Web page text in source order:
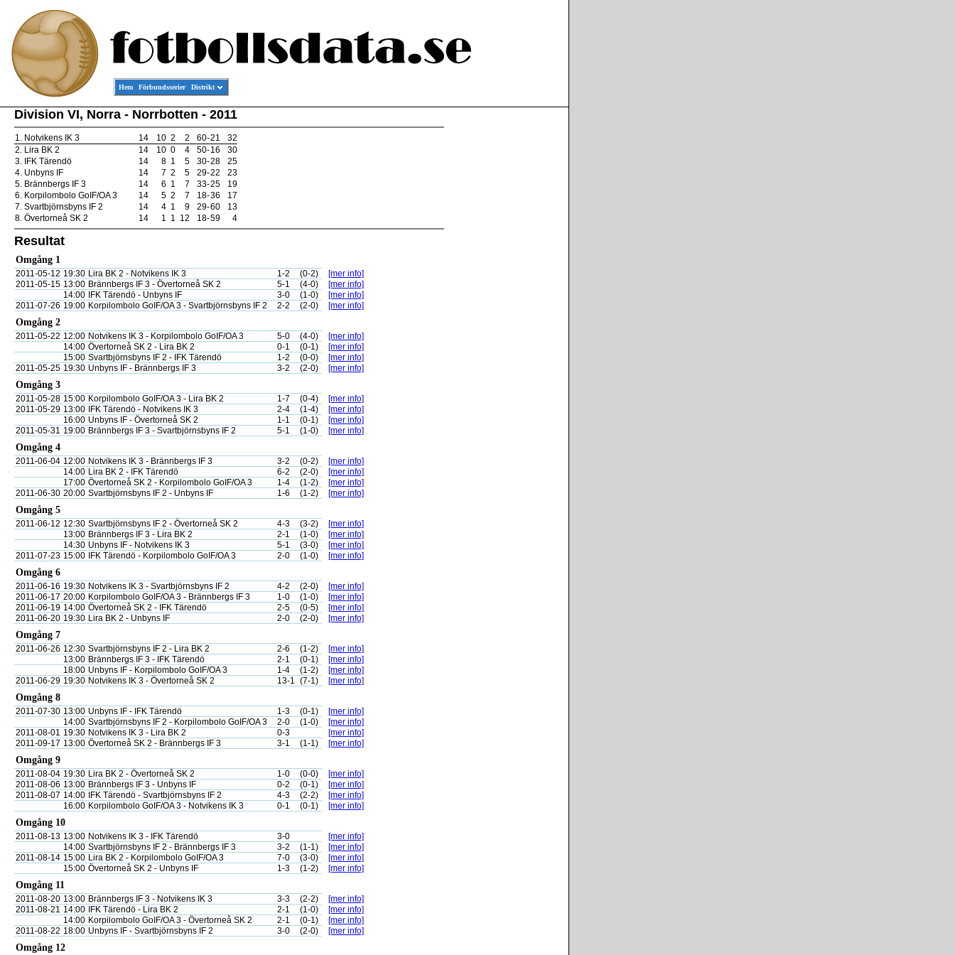
Hem Förbundsserier Distrikt
Division VI, Norra - Norrbotten - 2011
1. Notvikens IK 3 14 10 2 2 60-21
32
2. Lira BK 2 14 10 0 4 50-16
30
3. IFK Tärendö 14 8 1 5 30-28
25
4. Unbyns IF 14 7 2 5 29-22
23
5. Brännbergs IF 3 14 6 1 7 33-25
19
6. Korpilombolo GoIF/OA 3 14 5 2 7 18-36
17
7. Svartbjörnsbyns IF 2 14 4 1 9 29-60
13
8. Övertorneå SK 2 14 1 1 12 18-59 4
Resultat
Omgång 1
2011-05-12 19:30 Lira BK 2 - Notvikens IK 3 1-2 (0-2)
[mer info]
2011-05-15 13:00 Brännbergs IF 3 - Övertorneå SK 2 5-1 (4-0)
[mer info]
14:00
IFK Tärendö - Unbyns IF 3-0 (1-0)
[mer info]
2011-07-26 19:00 Korpilombolo GoIF/OA 3 - Svartbjörnsbyns IF 2 2-2 (2-0) [mer info]
Omgång 2
2011-05-22 12:00 Notvikens IK 3 - Korpilombolo GoIF/OA 3 5-0 (4-0)
[mer info]
14:00 Övertorneå SK 2 - Lira BK 2 0-1 (0-1)
[mer info]
15:00 Svartbjörnsbyns IF 2 - IFK Tärendö 1-2 (0-0)
[mer info]
2011-05-25 19:30 Unbyns IF - Brännbergs IF 3 3-2 (2-0) [mer info]
Omgång 3
2011-05-28 15:00 Korpilombolo GoIF/OA 3 - Lira BK 2 1-7 (0-4)
[mer info]
2011-05-29 13:00 IFK Tärendö - Notvikens IK 3 2-4 (1-4)
[mer info]
16:00 Unbyns IF - Övertorneå SK 2 1-1 (0-1)
[mer info]
2011-05-31 19:00 Brännbergs IF 3 - Svartbjörnsbyns IF 2 5-1 (1-0) [mer info]
Omgång 4
2011-06-04 12:00 Notvikens IK 3 - Brännbergs IF 3 3-2 (0-2)
[mer info]
14:00 Lira BK 2 - IFK Tärendö 6-2 (2-0)
[mer info]
17:00 Övertorneå SK 2 - Korpilombolo GoIF/OA 3 1-4 (1-2)
[mer info]
2011-06-30 20:00 Svartbjörnsbyns IF 2 - Unbyns IF 1-6 (1-2) [mer info]
Omgång 5
2011-06-12 12:30 Svartbjörnsbyns IF 2 - Övertorneå SK 2 4-3 (3-2)
[mer info]
13:00 Brännbergs IF 3 - Lira BK 2 2-1 (1-0)
[mer info]
14:30 Unbyns IF - Notvikens IK 3 5-1 (3-0)
[mer info]
2011-07-23 15:00 IFK Tärendö - Korpilombolo GoIF/OA 3 2-0 (1-0) [mer info]
Omgång 6
2011-06-16 19:30 Notvikens IK 3 - Svartbjörnsbyns IF 2 4-2 (2-0)
[mer info]
2011-06-17 20:00 Korpilombolo GoIF/OA 3 - Brännbergs IF 3 1-0 (1-0)
[mer info]
2011-06-19 14:00 Övertorneå SK 2 - IFK Tärendö 2-5 (0-5)
[mer info]
2011-06-20 19:30 Lira BK 2 - Unbyns IF 2-0 (2-0) [mer info]
Omgång 7
2011-06-26 12:30 Svartbjörnsbyns IF 2 - Lira BK 2 2-6 (1-2)
[mer info]
13:00 Brännbergs IF 3 - IFK Tärendö 2-1 (0-1)
[mer info]
18:00 Unbyns IF - Korpilombolo GoIF/OA 3 1-4 (1-2)
[mer info]
2011-06-29 19:30 Notvikens IK 3 - Övertorneå SK 2 13-1 (7-1) [mer info]
Omgång 8
2011-07-30 13:00 Unbyns IF - IFK Tärendö 1-3 (0-1)
[mer info]
14:00 Svartbjörnsbyns IF 2 - Korpilombolo GoIF/OA 3 2-0 (1-0)
[mer info]
2011-08-01 19:30 Notvikens IK 3 - Lira BK 2 0-3
[mer info]
2011-09-17 13:00 Övertorneå SK 2 - Brännbergs IF 3 3-1 (1-1) [mer info]
Omgång 9
2011-08-04 19:30 Lira BK 2 - Övertorneå SK 2 1-0 (0-0)
[mer info]
2011-08-06 13:00 Brännbergs IF 3 - Unbyns IF 0-2 (0-1)
[mer info]
2011-08-07 14:00 IFK Tärendö - Svartbjörnsbyns IF 2 4-3 (2-2)
[mer info]
16:00 Korpilombolo GoIF/OA 3 - Notvikens IK 3 0-1 (0-1) [mer info]
Omgång 10
2011-08-13 13:00 Notvikens IK 3 - IFK Tärendö 3-0
[mer info]
14:00 Svartbjörnsbyns IF 2 - Brännbergs IF 3 3-2 (1-1)
[mer info]
2011-08-14 15:00 Lira BK 2 - Korpilombolo GoIF/OA 3 7-0 (3-0)
[mer info]
15:00 Övertorneå SK 2 - Unbyns IF 1-3 (1-2) [mer info]
Omgång 11
2011-08-20 13:00 Brännbergs IF 3 - Notvikens IK 3 3-3 (2-2)
[mer info]
2011-08-21 14:00 IFK Tärendö - Lira BK 2 2-1 (1-0)
[mer info]
14:00 Korpilombolo GoIF/OA 3 - Övertorneå SK 2 2-1 (0-1)
[mer info]
2011-08-22 18:00 Unbyns IF - Svartbjörnsbyns IF 2 3-0 (2-0) [mer info]
Omgång 12